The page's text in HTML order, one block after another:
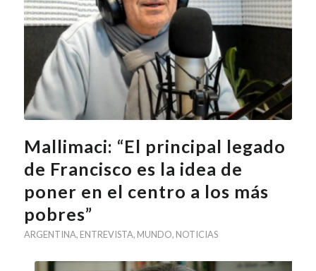
Mallimaci: “El principal legado
de Francisco es la idea de
poner en el centro a los más
pobres”
ARGENTINA, ENTREVISTA, MUNDO, NOTICIAS